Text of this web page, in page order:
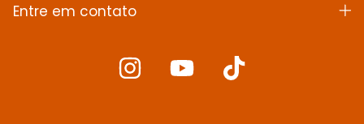
Entre em contato